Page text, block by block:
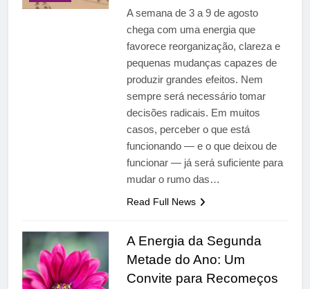
A semana de 3 a 9 de agosto
chega com uma energia que
favorece reorganização, clareza e
pequenas mudanças capazes de
produzir grandes efeitos. Nem
sempre será necessário tomar
decisões radicais. Em muitos
casos, perceber o que está
funcionando — e o que deixou de
funcionar — já será suficiente para
mudar o rumo das…
Read Full News
A Energia da Segunda
Metade do Ano: Um
Convite para Recomeços